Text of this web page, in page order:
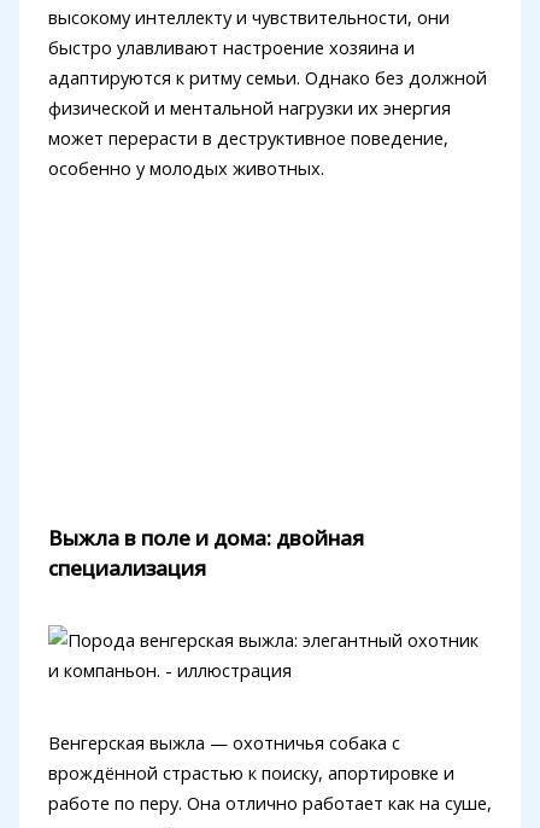
высокому интеллекту и чувствительности, они
быстро улавливают настроение хозяина и
адаптируются к ритму семьи. Однако без должной
физической и ментальной нагрузки их энергия
может перерасти в деструктивное поведение,
особенно у молодых животных.
Выжла в поле и дома: двойная
специализация
Венгерская выжла — охотничья собака с
врождённой страстью к поиску, апортировке и
работе по перу. Она отлично работает как на суше,